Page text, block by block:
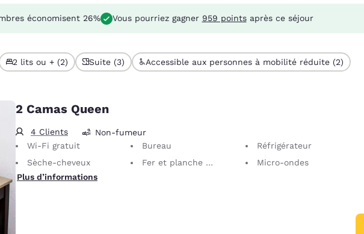
économisent 26% Vous pourriez gagner 959 pointsaprès ce séjour
2 lits ou + (2) Suite (3) Accessible aux personnes à mobilité réduite (2)
2 Camas Queen
4 Clients
Non-fumeur
Wi-Fi gratuit
Bureau
Réfrigérateur
Sèche-cheveux
Fer et planche à repasser
Micro-ondes
Plus d’informations